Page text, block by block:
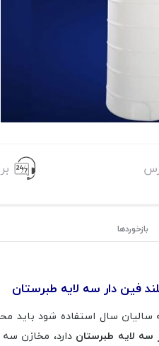
بازخوردها
سالیان سال استفاده شود
دارد، مخازن